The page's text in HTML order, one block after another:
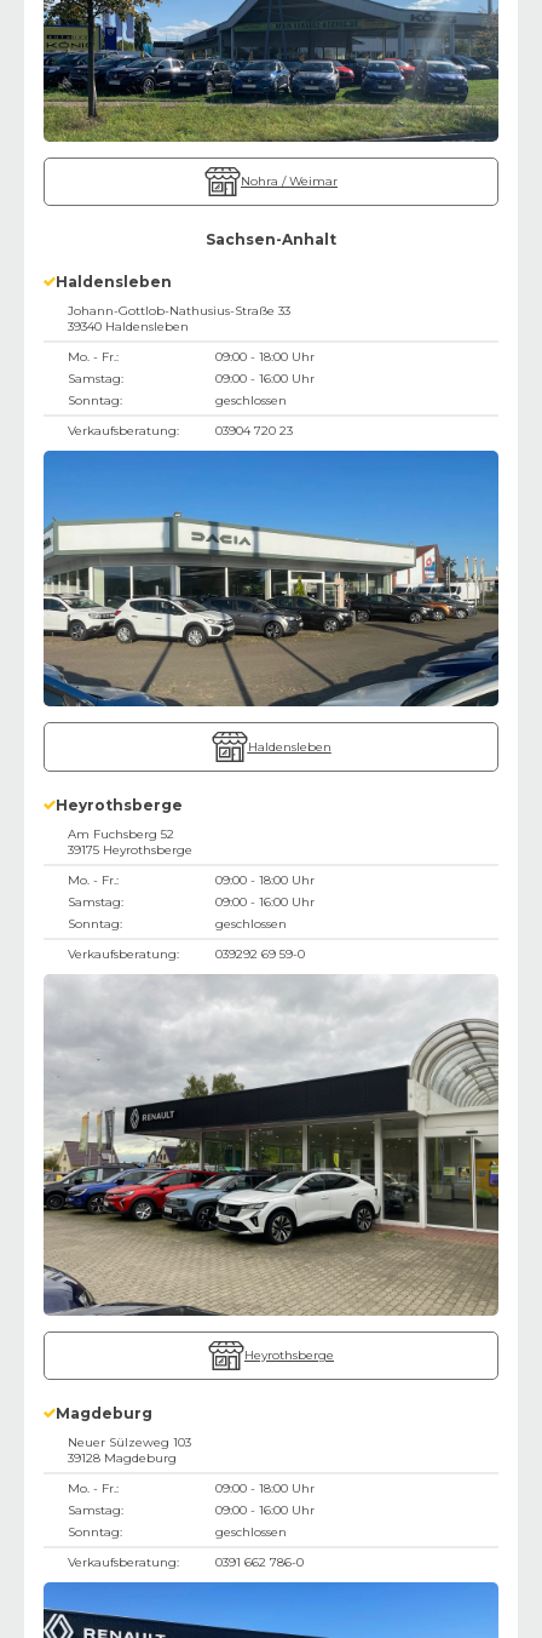
Nohra / Weimar
Sachsen-Anhalt
Haldensleben
Johann-Gottlob-Nathusius-Straße 33
39340 Haldensleben
Mo. - Fr.:
09:00 - 18:00 Uhr
Samstag:
09:00 - 16:00 Uhr
Sonntag:
geschlossen
Verkaufsberatung:
03904 720 23
Haldensleben
Heyrothsberge
Am Fuchsberg 52
39175 Heyrothsberge
Mo. - Fr.:
09:00 - 18:00 Uhr
Samstag:
09:00 - 16:00 Uhr
Sonntag:
geschlossen
Verkaufsberatung:
039292 69 59-0
Heyrothsberge
Magdeburg
Neuer Sülzeweg 103
39128 Magdeburg
Mo. - Fr.:
09:00 - 18:00 Uhr
Samstag:
09:00 - 16:00 Uhr
Sonntag:
geschlossen
Verkaufsberatung:
0391 662 786-0